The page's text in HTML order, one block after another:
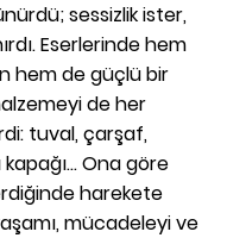
sessizlik ister,
Eserlerinde hem
hem de güçlü bir
de her
tuval, çarşaf,
Ona göre
harekete
mücadeleyi ve